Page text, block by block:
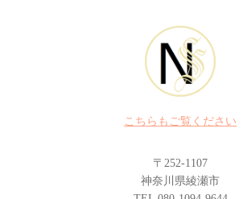
こちらもご覧ください
〒252-1107
神奈川県綾瀬市